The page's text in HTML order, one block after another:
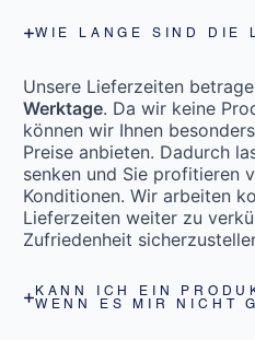
WIE LANGE SIND DIE
Unsere Lieferzeiten
Werktage. Da wir keine
können wir Ihnen
Preise anbieten. Dadurch
senken und Sie profitieren
Konditionen. Wir arbeiten
Lieferzeiten weiter zu
Zufriedenheit
KANN ICH EIN
WENN ES MIR NICHT